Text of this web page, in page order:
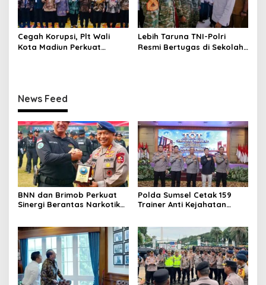
Cegah Korupsi, Plt Wali
Kota Madiun Perkuat
Lebih Taruna TNI-Polri
Resmi Bertugas di Sekolah
News Feed
BNN dan Brimob Perkuat
Sinergi Berantas Narkotika
Polda Sumsel Cetak 159
Trainer Anti Kejahatan